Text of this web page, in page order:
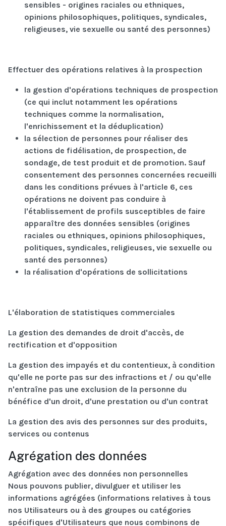
sensibles - origines raciales ou ethniques,
opinions philosophiques, politiques, syndicales,
religieuses, vie sexuelle ou santé des personnes)
Effectuer des opérations relatives à la prospection
la gestion d'opérations techniques de prospection
(ce qui inclut notamment les opérations
techniques comme la normalisation,
l'enrichissement et la déduplication)
la sélection de personnes pour réaliser des
actions de fidélisation, de prospection, de
sondage, de test produit et de promotion. Sauf
consentement des personnes concernées recueilli
dans les conditions prévues à l'article 6, ces
opérations ne doivent pas conduire à
l'établissement de profils susceptibles de faire
apparaître des données sensibles (origines
raciales ou ethniques, opinions philosophiques,
politiques, syndicales, religieuses, vie sexuelle ou
santé des personnes)
la réalisation d'opérations de sollicitations
L'élaboration de statistiques commerciales
La gestion des demandes de droit d'accès, de
rectification et d'opposition
La gestion des impayés et du contentieux, à condition
qu'elle ne porte pas sur des infractions et / ou qu'elle
n'entraîne pas une exclusion de la personne du
bénéfice d'un droit, d'une prestation ou d'un contrat
La gestion des avis des personnes sur des produits,
services ou contenus
Agrégation des données
Agrégation avec des données non personnelles
Nous pouvons publier, divulguer et utiliser les
informations agrégées (informations relatives à tous
nos Utilisateurs ou à des groupes ou catégories
spécifiques d'Utilisateurs que nous combinons de